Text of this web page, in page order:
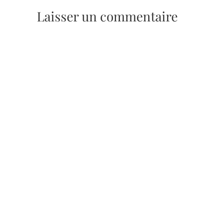
Laisser un commentaire